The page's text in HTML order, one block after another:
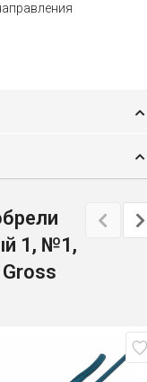
1, №1,